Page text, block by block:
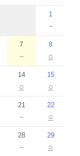
1
－
7
－
8
○
14
○
15
○
21
－
22
○
28
－
29
○